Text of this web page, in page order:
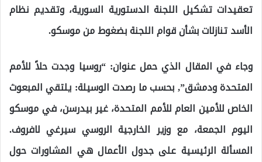
تعقيدات تشكيل اللجنة الدستورية السورية، وتقديم نظام
الأسد تنازلات بشأن قوام اللجنة بضغوط من موسكو.
وجاء في المقال الذي حمل عنوان: “روسيا وجدت حلاً للأمم
المتحدة ودمشق”, بحسب ما رصدت الوسيلة: يلتقي المبعوث
الخاص للأمين العام للأمم المتحدة، غير بيدرسن، في موسكو
اليوم الجمعة، مع وزير الخارجية الروسي سيرغي لافروف.
المسألة الرئيسية على جدول الأعمال هي المشاورات حول